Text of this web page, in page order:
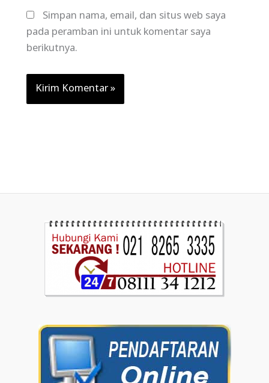
Simpan nama, email, dan situs web saya
pada peramban ini untuk komentar saya
berikutnya.